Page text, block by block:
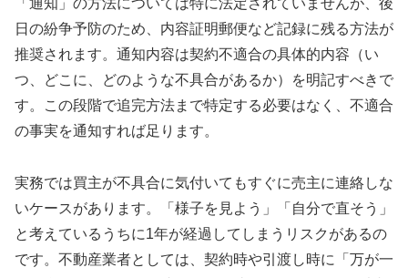
「通知」の方法については特に法定されていませんが、後
日の紛争予防のため、内容証明郵便など記録に残る方法が
推奨されます。通知内容は契約不適合の具体的内容（い
つ、どこに、どのような不具合があるか）を明記すべきで
す。この段階で追完方法まで特定する必要はなく、不適合
の事実を通知すれば足ります。
実務では買主が不具合に気付いてもすぐに売主に連絡しな
いケースがあります。「様子を見よう」「自分で直そう」
と考えているうちに1年が経過してしまうリスクがあるの
です。不動産業者としては、契約時や引渡し時に「万が一